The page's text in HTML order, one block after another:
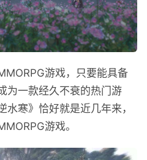
游戏，只要能具备
为一款经久不衰的热门游
寒》恰好就是近几年来，
游戏。